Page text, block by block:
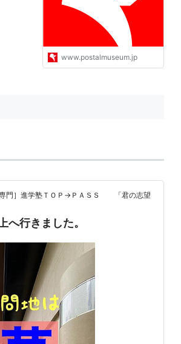
www.postalmuseum.jp
専門］進学塾ＴＯＰ→ＰＡＳＳ 「君の志望
へ行きました。